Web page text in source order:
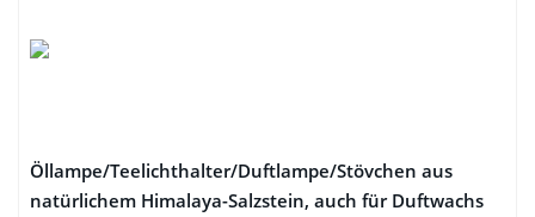
Öllampe/Teelichthalter/Duftlampe/Stövchen aus
natürlichem Himalaya-Salzstein, auch für Duftwachs